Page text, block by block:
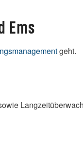
Ems
geht.